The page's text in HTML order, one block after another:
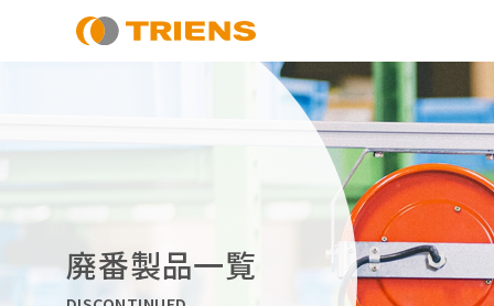
廃番製品一覧